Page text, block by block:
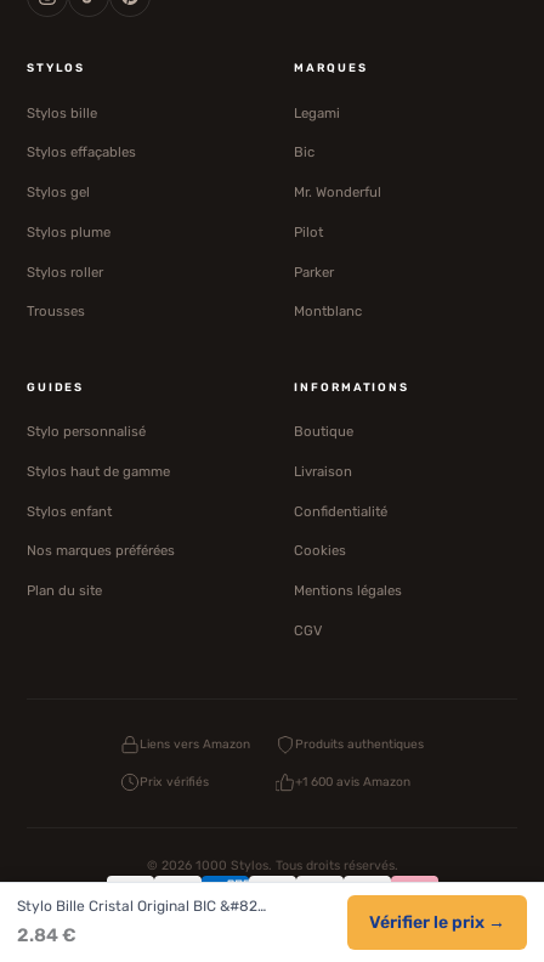
STYLOS
Stylos bille
Stylos effaçables
Stylos gel
Stylos plume
Stylos roller
Trousses
MARQUES
Legami
Bic
Mr. Wonderful
Pilot
Parker
Montblanc
GUIDES
Stylo personnalisé
Stylos haut de gamme
Stylos enfant
Nos marques préférées
Plan du site
INFORMATIONS
Boutique
Livraison
Confidentialité
Cookies
Mentions légales
CGV
Liens vers Amazon Produits authentiques
Prix vérifiés +1 600 avis Amazon
© 2026 1000 Stylos. Tous droits réservés.
Cookies
Stylo Bille Cristal Original BIC &#82…
2.84 €
Vérifier le prix →